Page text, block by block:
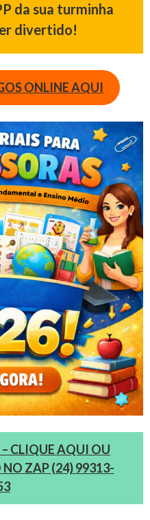
da sua turminha
divertido!
ONLINE AQUI
CLIQUE AQUI OU
NO ZAP (24) 99313-